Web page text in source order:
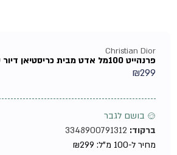
Christian Dior
פרנהייט 100מל אדט מבית כריסטיאן דיור טסטר – בושם לגבר
₪299
♂ בושם לגבר
ברקוד:3348900791312
מחיר ל-100 מ"ל:
₪299